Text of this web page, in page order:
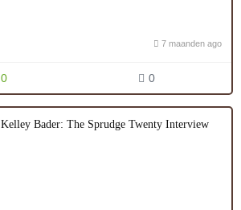
7 maanden ago
0 0
Kelley Bader: The Sprudge Twenty Interview